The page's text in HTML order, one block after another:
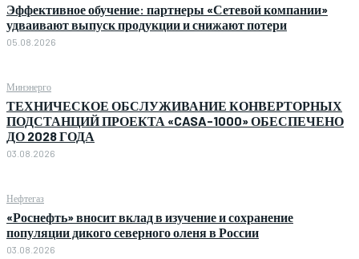
Эффективное обучение: партнеры «Сетевой компании»
удваивают выпуск продукции и снижают потери
05.08.2026
Минэнерго
ТЕХНИЧЕСКОЕ ОБСЛУЖИВАНИЕ КОНВЕРТОРНЫХ
ПОДСТАНЦИЙ ПРОЕКТА «CASA-1000» ОБЕСПЕЧЕНО
ДО 2028 ГОДА
03.08.2026
Нефтегаз
«Роснефть» вносит вклад в изучение и сохранение
популяции дикого северного оленя в России
03.08.2026